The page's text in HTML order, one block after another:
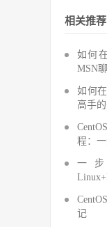
相关推荐
如何
MSN
如何
高手
程：
一
记